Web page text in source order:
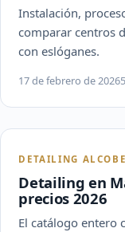
Instalación,
comparar centros
con eslóganes.
17 de febrero de 2026
DETAILING
Detailing en
precios 2026
El catálogo entero